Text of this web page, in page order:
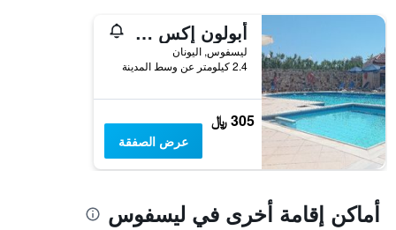
أبولون إكس ألباتروس
ليسفوس, اليونان
2.4 كيلومتر عن وسط المدينة
305 ﷼
عرض الصفقة
أماكن إقامة أخرى في ليسفوس